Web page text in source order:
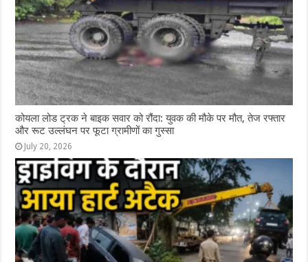
कोयला लोड ट्रक ने बाइक सवार को रौंदा: युवक की मौके पर मौत, तेज रफ्तार
और रूट उल्लंघन पर फूटा ग्रामीणों का गुस्सा
July 20, 2026